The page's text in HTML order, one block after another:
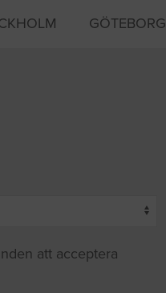
GÖTEBORG
att acceptera